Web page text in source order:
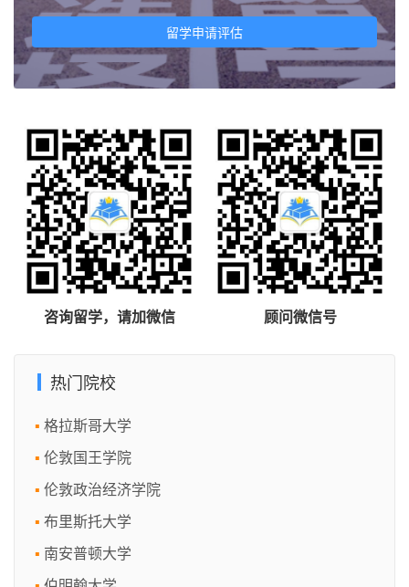
留学申请评估
咨询留学，请加微信 顾问微信号
热门院校
格拉斯哥大学
伦敦国王学院
伦敦政治经济学院
布里斯托大学
南安普顿大学